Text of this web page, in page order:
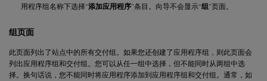
用程序组名称下选择“添加应用程序”条目。向导不会显示“组”页面。
组页面
此页面列出了站点中的所有交付组。如果您还创建了应用程序组，则此页面会
列出应用程序组和交付组。您可以从任一组中选择，但不能同时从两组中选
择。换句话说，您不能同时将应用程序添加到应用程序组和交付组。通常，如